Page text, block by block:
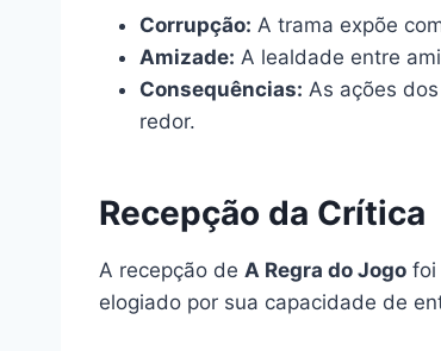
Corrupção: A trama expõe
Amizade: A lealdade entre
Consequências: As ações
redor.
Recepção da Crítica
A recepção de A Regra do Jogo foi
elogiado por sua capacidade de